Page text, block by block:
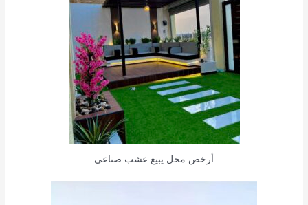
أرخص محل يبيع عشب صناعي